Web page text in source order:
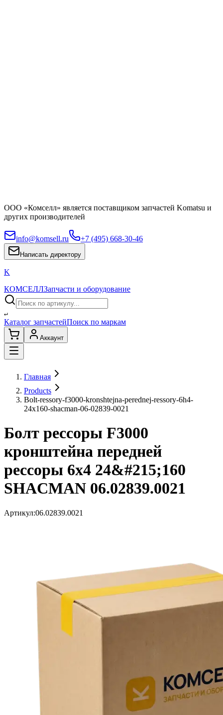
ООО «Комселл» является поставщиком запчастей Komatsu и
других производителей
info@komsell.ru +7 (495) 668-30-46
Написать директору
K
КОМСЕЛЛЗапчасти и оборудование
↵
Каталог запчастейПоиск по маркам
Аккаунт
Главная
Products
Bolt-ressory-f3000-kronshtejna-perednej-ressory-6h4-
24x160-shacman-06-02839-0021
Болт рессоры F3000
кронштейна передней
рессоры 6х4 24&#215;160
SHACMAN 06.02839.0021
Артикул:06.02839.0021